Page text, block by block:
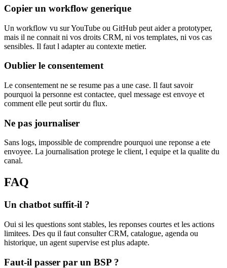
Copier un workflow generique
Un workflow vu sur YouTube ou GitHub peut aider a prototyper,
mais il ne connait ni vos droits CRM, ni vos templates, ni vos cas
sensibles. Il faut l adapter au contexte metier.
Oublier le consentement
Le consentement ne se resume pas a une case. Il faut savoir
pourquoi la personne est contactee, quel message est envoye et
comment elle peut sortir du flux.
Ne pas journaliser
Sans logs, impossible de comprendre pourquoi une reponse a ete
envoyee. La journalisation protege le client, l equipe et la qualite du
canal.
FAQ
Un chatbot suffit-il ?
Oui si les questions sont stables, les reponses courtes et les actions
limitees. Des qu il faut consulter CRM, catalogue, agenda ou
historique, un agent supervise est plus adapte.
Faut-il passer par un BSP ?